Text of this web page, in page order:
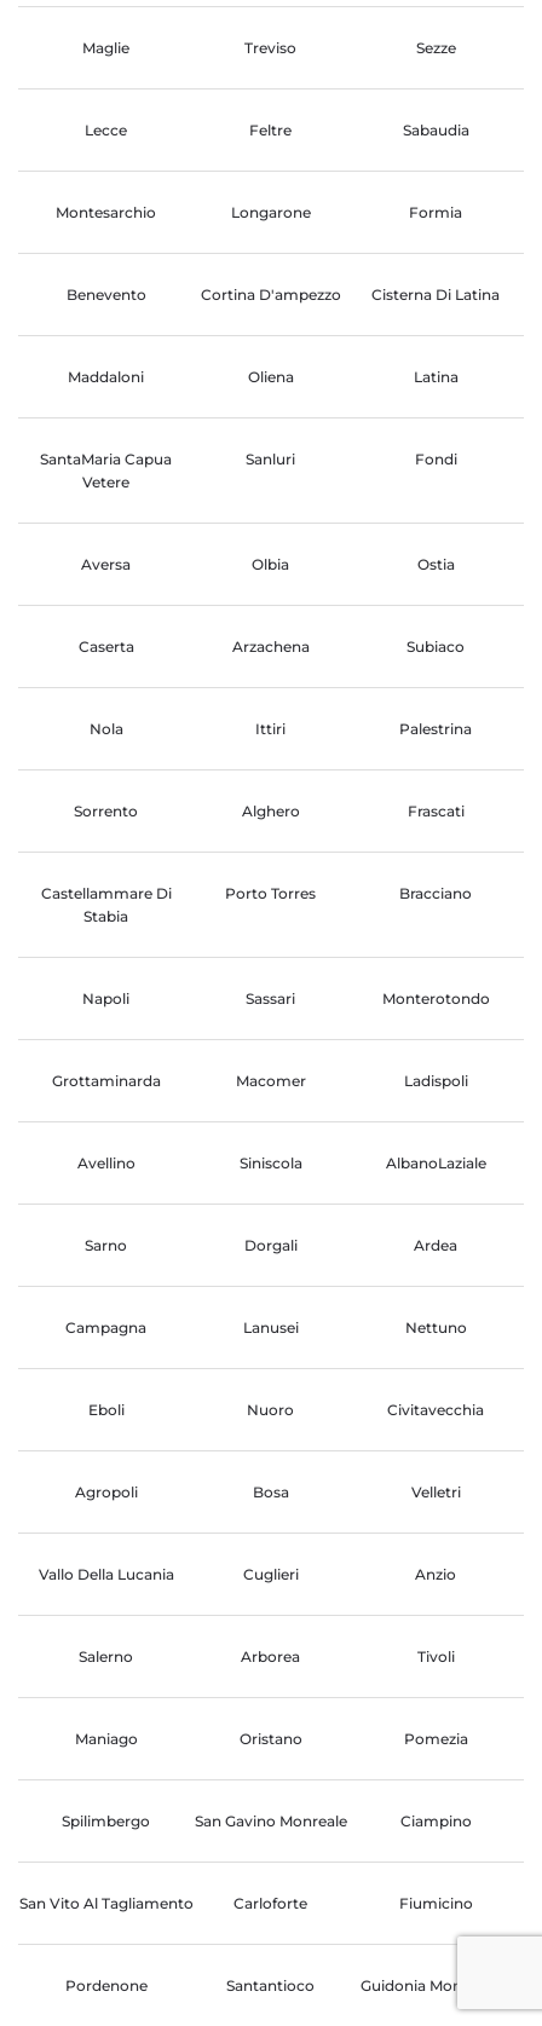
Maglie Treviso Sezze
Lecce Feltre Sabaudia
Montesarchio Longarone Formia
Benevento Cortina D'ampezzo Cisterna Di Latina
Maddaloni Oliena Latina
SantaMaria Capua
Vetere
Sanluri Fondi
Aversa Olbia Ostia
Caserta Arzachena Subiaco
Nola Ittiri Palestrina
Sorrento Alghero Frascati
Castellammare Di
Stabia
Porto Torres Bracciano
Napoli Sassari Monterotondo
Grottaminarda Macomer Ladispoli
Avellino Siniscola AlbanoLaziale
Sarno Dorgali Ardea
Campagna Lanusei Nettuno
Eboli Nuoro Civitavecchia
Agropoli Bosa Velletri
Vallo Della Lucania Cuglieri Anzio
Salerno Arborea Tivoli
Maniago Oristano Pomezia
Spilimbergo San Gavino Monreale Ciampino
San Vito Al Tagliamento Carloforte Fiumicino
Pordenone Santantioco Guidonia Montecelio